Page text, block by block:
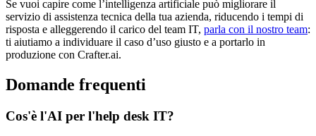
Se vuoi capire come l’intelligenza artificiale può migliorare il
servizio di assistenza tecnica della tua azienda, riducendo i tempi di
risposta e alleggerendo il carico del team IT, parla con il nostro team:
ti aiutiamo a individuare il caso d’uso giusto e a portarlo in
produzione con Crafter.ai.
Domande frequenti
Cos'è l'AI per l'help desk IT?